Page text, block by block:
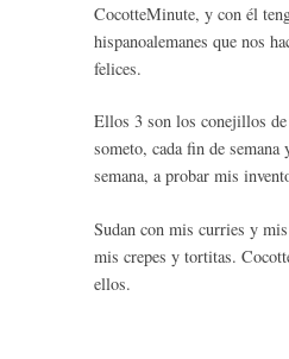
CocotteMinute, y con él
hispanoalemanes que nos
felices.
Ellos 3 son los conejillos
someto, cada fin de semana
semana, a probar mis
Sudan con mis curries y
mis crepes y tortitas.
ellos.